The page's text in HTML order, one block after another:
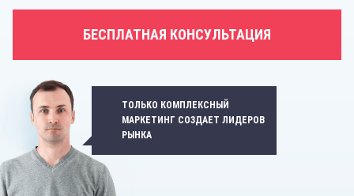
БЕСПЛАТНАЯ КОНСУЛЬТАЦИЯ
ТОЛЬКО КОМПЛЕКСНЫЙ
МАРКЕТИНГ СОЗДАЕТ ЛИДЕРОВ
РЫНКА